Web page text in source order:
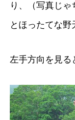
り、（写真じ
とほったてな野
左手方向を見る